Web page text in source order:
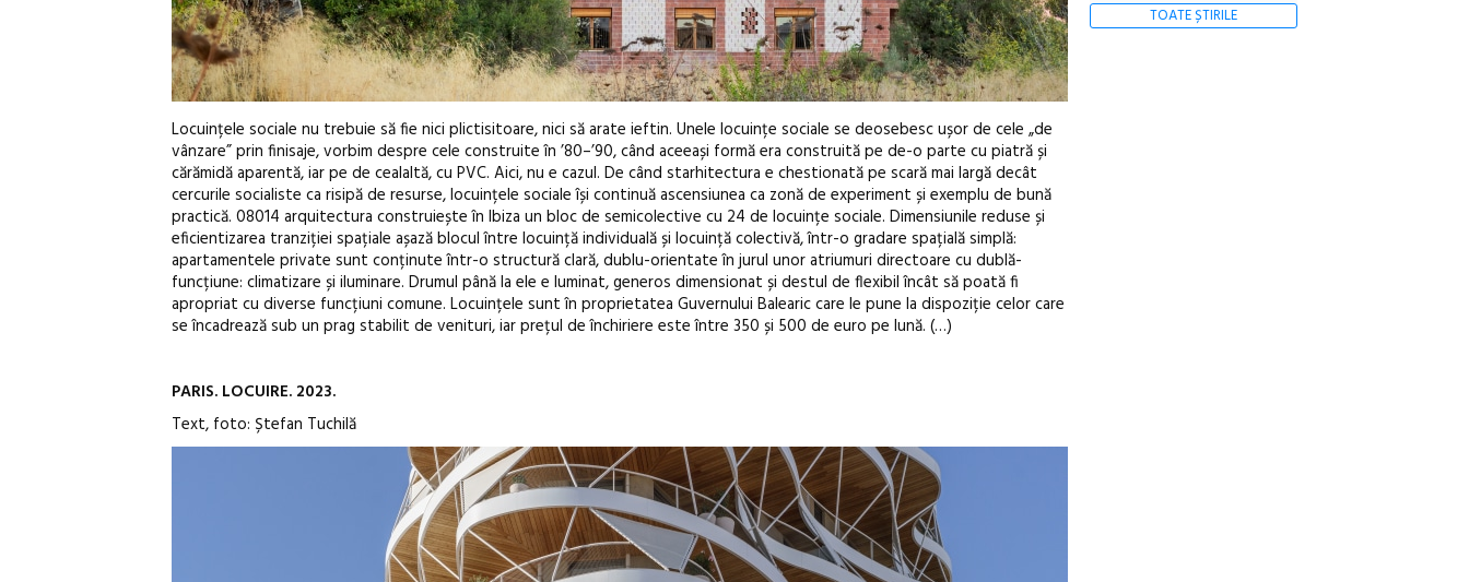
Locuințele sociale nu trebuie să fie nici plictisitoare, nici să arate ieftin. Unele locuințe sociale se deosebesc ușor de cele „de
vânzare” prin finisaje, vorbim despre cele construite în ’80–’90, când aceeași formă era construită pe de-o parte cu piatră și
cărămidă aparentă, iar pe de cealaltă, cu PVC. Aici, nu e cazul. De când starhitectura e chestionată pe scară mai largă decât
cercurile socialiste ca risipă de resurse, locuințele sociale își continuă ascensiunea ca zonă de experiment și exemplu de bună
practică. 08014 arquitectura construiește în Ibiza un bloc de semicolective cu 24 de locuințe sociale. Dimensiunile reduse și
eficientizarea tranziției spațiale așază blocul între locuință individuală și locuință colectivă, într-o gradare spațială simplă:
apartamentele private sunt conținute într-o structură clară, dublu-orientate în jurul unor atriumuri directoare cu dublă-
funcțiune: climatizare și iluminare. Drumul până la ele e luminat, generos dimensionat și destul de flexibil încât să poată fi
apropriat cu diverse funcțiuni comune. Locuințele sunt în proprietatea Guvernului Balearic care le pune la dispoziție celor care
se încadrează sub un prag stabilit de venituri, iar prețul de închiriere este între 350 și 500 de euro pe lună. (…)
PARIS. LOCUIRE. 2023.
Text, foto: Ștefan Tuchilă
TOATE ȘTIRILE